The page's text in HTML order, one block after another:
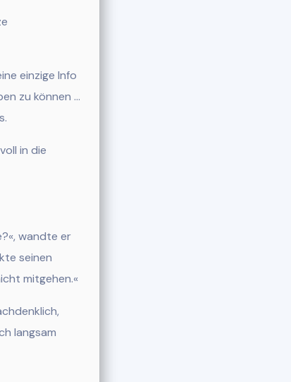
einzige Info
zu können …
in die
wandte er
seinen
mitgehen.«
langsam